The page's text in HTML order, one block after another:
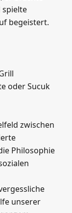
spielte
begeistert.
oder Sucuk
zwischen
Philosophie
unserer